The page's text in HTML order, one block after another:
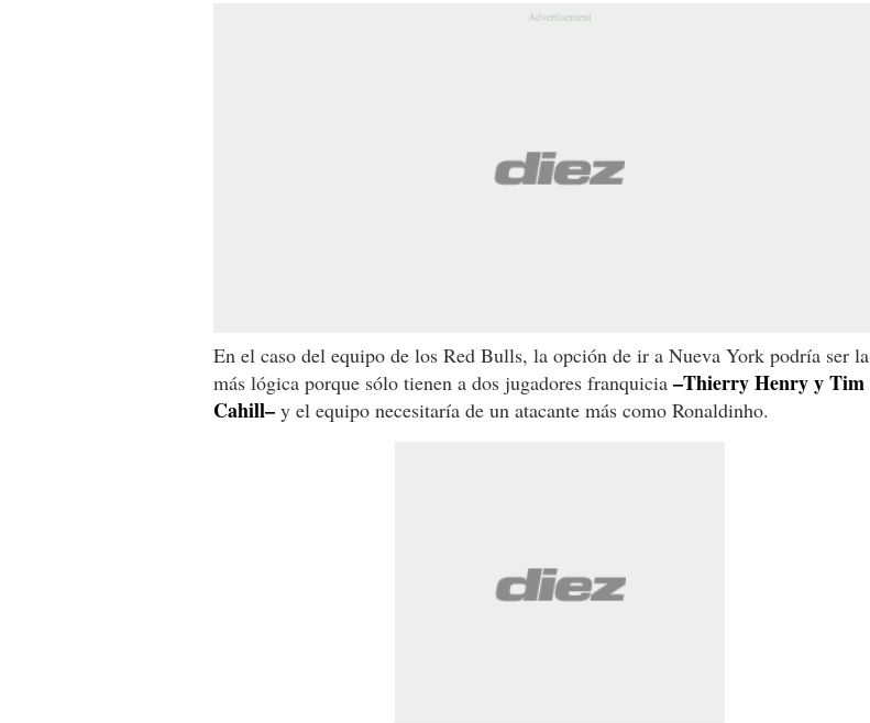
En el caso del equipo de los Red Bulls, la opción de ir a Nueva York podría ser la
más lógica porque sólo tienen a dos jugadores franquicia –Thierry Henry y Tim
Cahill– y el equipo necesitaría de un atacante más como Ronaldinho.